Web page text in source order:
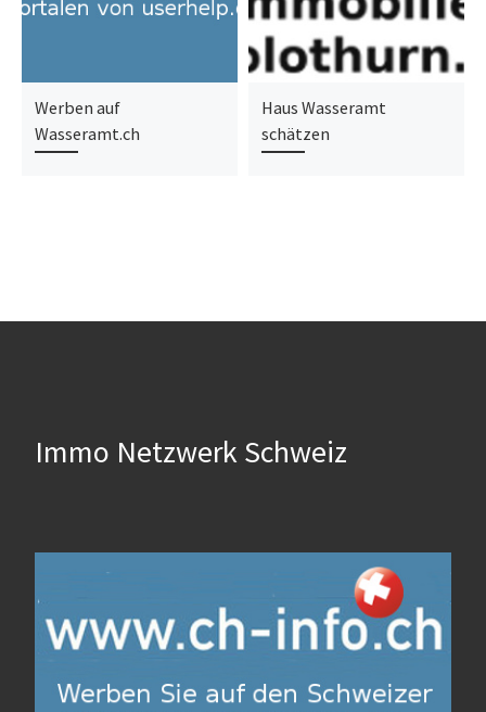
Werben auf
Wasseramt.ch
Haus Wasseramt
schätzen
Immo Netzwerk Schweiz